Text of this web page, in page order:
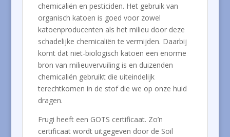
chemicaliën en pesticiden. Het gebruik van
organisch katoen is goed voor zowel
katoenproducenten als het milieu door deze
schadelijke chemicaliën te vermijden. Daarbij
komt dat niet-biologisch katoen een enorme
bron van milieuvervuiling is en duizenden
chemicaliën gebruikt die uiteindelijk
terechtkomen in de stof die we op onze huid
dragen.
Frugi heeft een GOTS certificaat. Zo’n
certificaat wordt uitgegeven door de Soil